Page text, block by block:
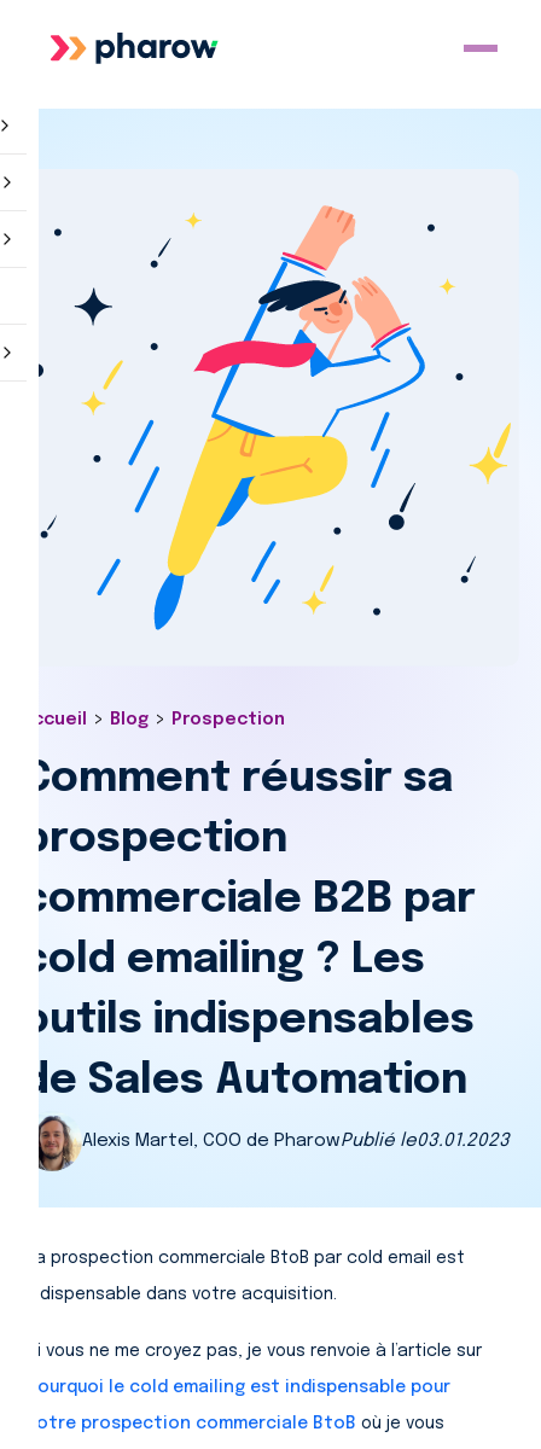
Accueil > Blog > Prospection
Comment réussir sa
prospection
commerciale B2B par
cold emailing ? Les
outils indispensables
de Sales Automation
Alexis Martel, COO de PharowPublié le03.01.2023
La prospection commerciale BtoB par cold email est
indispensable dans votre acquisition.
Si vous ne me croyez pas, je vous renvoie à l’article sur
pourquoi le cold emailing est indispensable pour
votre prospection commerciale BtoBoù je vous